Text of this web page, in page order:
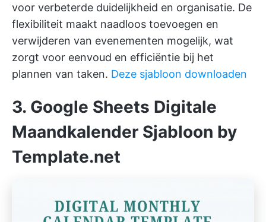
voor verbeterde duidelijkheid en organisatie. De
flexibiliteit maakt naadloos toevoegen en
verwijderen van evenementen mogelijk, wat
zorgt voor eenvoud en efficiëntie bij het
plannen van taken. Deze sjabloon downloaden
3. Google Sheets Digitale
Maandkalender Sjabloon by
Template.net